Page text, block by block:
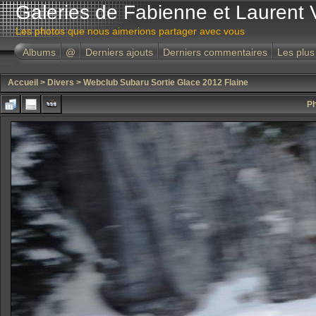
Galeries de Fabienne et Laurent
Les photos que nous aimerions partager avec vous
Albums
@ Derniers ajouts Derniers commentaires Les
Accueil > Divers > Webclub Subaru Sortie Glace 2012 Flaine